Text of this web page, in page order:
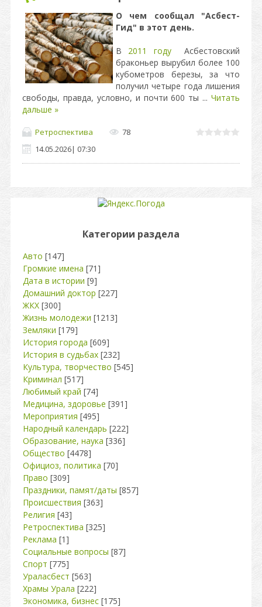
О чем сообщал "Асбест-
Гид" в этот день.
В 2011 годуАсбестовский
браконьер вырубил более 100
кубометров березы, за что
получил четыре года лишения
свободы, правда, условно, и почти 600 ты ... Читать
дальше »
Ретроспектива
78
14.05.2026| 07:30
Категории раздела
Авто [147]
Громкие имена [71]
Дата в истории [9]
Домашний доктор [227]
ЖКХ [300]
Жизнь молодежи [1213]
Земляки [179]
История города [609]
История в судьбах [232]
Культура, творчество [545]
Криминал [517]
Любимый край [74]
Медицина, здоровье [391]
Мероприятия [495]
Народный календарь [222]
Образование, наука [336]
Общество [4478]
Официоз, политика [70]
Право [309]
Праздники, памят/даты [857]
Происшествия [363]
Религия [43]
Ретроспектива [325]
Реклама [1]
Социальные вопросы [87]
Спорт [775]
Ураласбест [563]
Храмы Урала [222]
Экономика, бизнес [175]